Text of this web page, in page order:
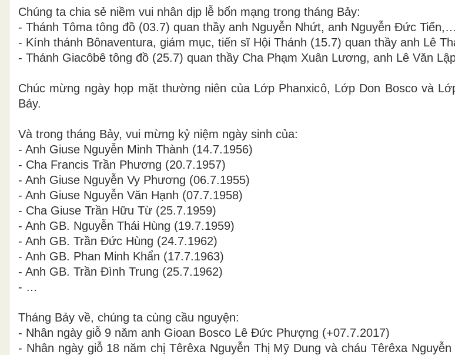
Chúng ta chia sẻ niềm vui nhân dịp lễ bổn mạng trong tháng Bảy:
- Thánh Tôma tông đồ (03.7) quan thầy anh Nguyễn Nhứt, anh Nguyễn Đức Tiến,…
- Kính thánh Bônaventura, giám mục, tiến sĩ Hội Thánh (15.7) quan thầy anh Lê
- Thánh Giacôbê tông đồ (25.7) quan thầy Cha Phạm Xuân Lương, anh Lê Văn
Chúc mừng ngày họp mặt thường niên của Lớp Phanxicô, Lớp Don Bosco và
Bảy.
Và trong tháng Bảy, vui mừng kỷ niệm ngày sinh của:
- Anh Giuse Nguyễn Minh Thành (14.7.1956)
- Cha Francis Trần Phương (20.7.1957)
- Anh Giuse Nguyễn Vy Phương (06.7.1955)
- Anh Giuse Nguyễn Văn Hạnh (07.7.1958)
- Cha Giuse Trần Hữu Từ (25.7.1959)
- Anh GB. Nguyễn Thái Hùng (19.7.1959)
- Anh GB. Trần Đức Hùng (24.7.1962)
- Anh GB. Phan Minh Khẩn (17.7.1963)
- Anh GB. Trần Đình Trung (25.7.1962)
- …
Tháng Bảy về, chúng ta cùng cầu nguyện:
- Nhân ngày giỗ 9 năm anh Gioan Bosco Lê Đức Phượng (+07.7.2017)
- Nhân ngày giỗ 18 năm chị Têrêxa Nguyễn Thị Mỹ Dung và cháu Têrêxa